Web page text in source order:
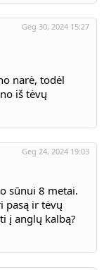
Geg 30, 2024 15:27
narė, todėl
iš tėvų
Geg 24, 2024 19:03
sūnui 8 metai.
pasą ir tėvų
į anglų kalbą?